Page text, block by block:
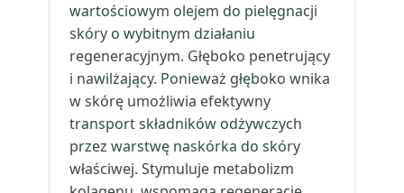
wartościowym olejem do pielęgnacji
skóry o wybitnym działaniu
regeneracyjnym. Głęboko penetrujący
i nawilżający. Ponieważ głęboko wnika
w skórę umożliwia efektywny
transport składników odżywczych
przez warstwę naskórka do skóry
właściwej. Stymuluje metabolizm